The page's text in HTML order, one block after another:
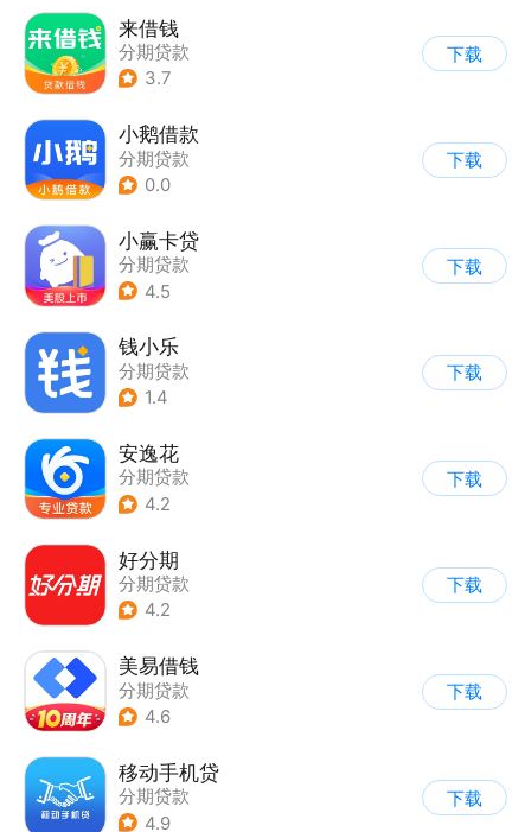
来借钱
分期贷款
3.7
下载
小鹅借款
分期贷款
0.0
下载
小赢卡贷
分期贷款
4.5
下载
钱小乐
分期贷款
1.4
下载
安逸花
分期贷款
4.2
下载
好分期
分期贷款
4.2
下载
美易借钱
分期贷款
4.6
下载
移动手机贷
分期贷款
4.9
下载